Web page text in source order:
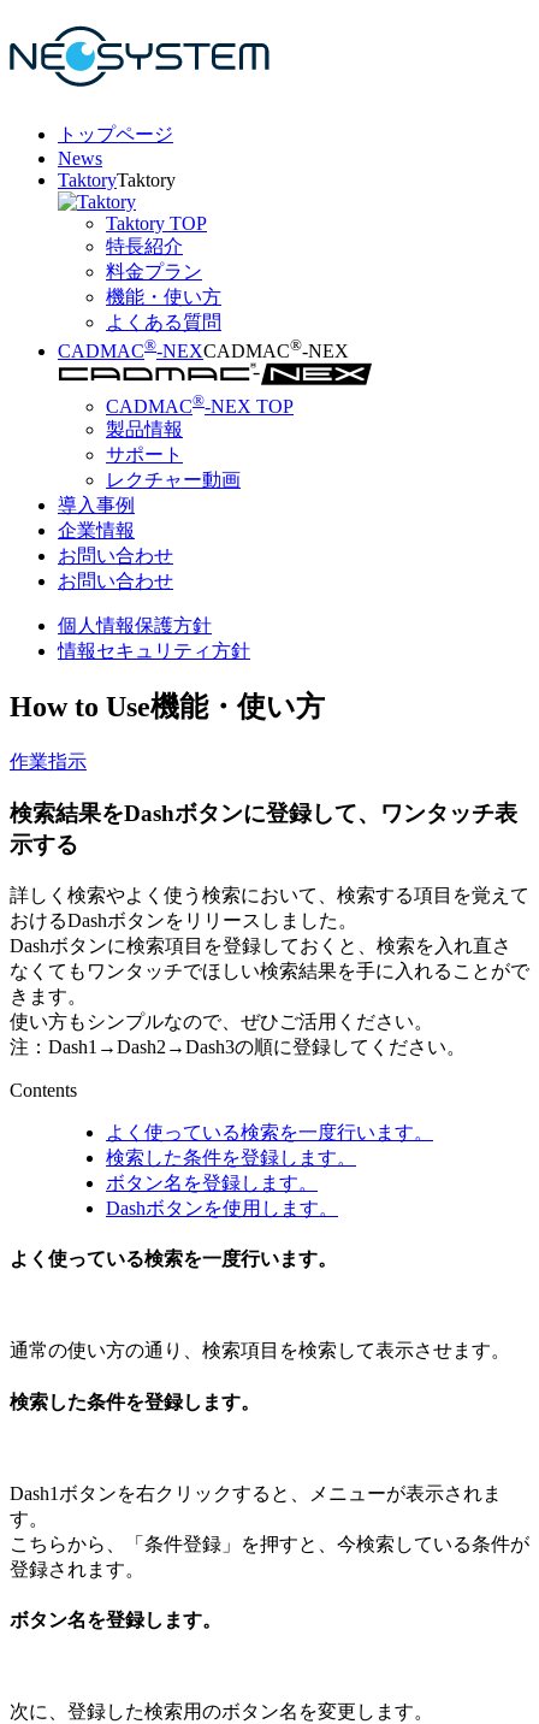
トップページ
News
TaktoryTaktory
Taktory TOP
特長紹介
料金プラン
機能・使い方
よくある質問
CADMAC®-NEXCADMAC®-NEX
CADMAC®-NEX TOP
製品情報
サポート
レクチャー動画
導入事例
企業情報
お問い合わせ
お問い合わせ
個人情報保護方針
情報セキュリティ方針
How to Use機能・使い方
作業指示
検索結果をDashボタンに登録して、ワンタッチ表
示する
詳しく検索やよく使う検索において、検索する項目を覚えて
おけるDashボタンをリリースしました。
Dashボタンに検索項目を登録しておくと、検索を入れ直さ
なくてもワンタッチでほしい検索結果を手に入れることがで
きます。
使い方もシンプルなので、ぜひご活用ください。
注：Dash1→Dash2→Dash3の順に登録してください。
Contents
よく使っている検索を一度行います。
検索した条件を登録します。
ボタン名を登録します。
Dashボタンを使用します。
よく使っている検索を一度行います。
通常の使い方の通り、検索項目を検索して表示させます。
検索した条件を登録します。
Dash1ボタンを右クリックすると、メニューが表示されま
す。
こちらから、「条件登録」を押すと、今検索している条件が
登録されます。
ボタン名を登録します。
次に、登録した検索用のボタン名を変更します。